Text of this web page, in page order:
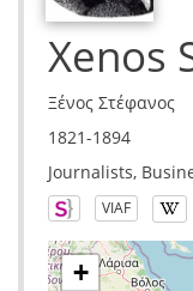
Xenos
Ξένος Στέφανος
1821-1894
Journalists,
VIAF
+